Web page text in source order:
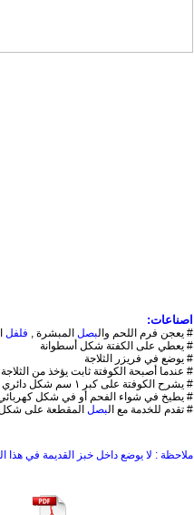
اصناعات:
# يعجن فرم اللحم والبصل المبشرة , فلفل
# يعطي على الكفتة شكل أسطوانة
# يوضع في فريزر الثلاجة
# عندما أصبحة الكوفتة ثابت يؤخذ من الثلاجة
# يشرح الكوفتة على كبر ١ سم شكل دائري
# يطيخ في شواء الفحم أو في شكل
# تقدم للخدمة مع البصل المقطعة على شكل
ملاحظة : لا يوضع داخل خبز القديمة في هذا